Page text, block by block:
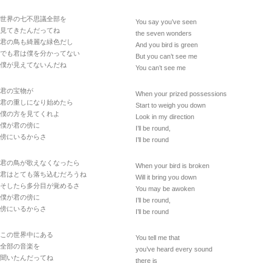
世界の七不思議全部を
見てきたんだってね
君の鳥も綺麗な緑色だし
でも君は僕を分かってない
僕が見えてないんだね
君の宝物が
君の重しになり始めたら
僕の方を見てくれよ
僕が君の傍に
傍にいるからさ
君の鳥が歌えなくなったら
君はとても落ち込むだろうね
そしたら多分目が覚めるさ
僕が君の傍に
傍にいるからさ
この世界中にある
全部の音楽を
聞いたんだってね
You say you’ve seen
the seven wonders
And you bird is green
But you can’t see me
You can’t see me
When your prized possessions
Start to weigh you down
Look in my direction
I’ll be round,
I’ll be round
When your bird is broken
Will it bring you down
You may be awoken
I’ll be round,
I’ll be round
You tell me that
you’ve heard every sound
there is